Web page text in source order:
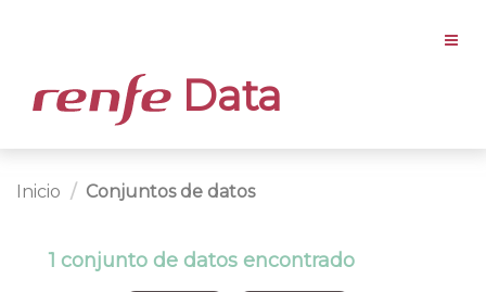
Data
Inicio Conjuntos de datos
1 conjunto de datos encontrado